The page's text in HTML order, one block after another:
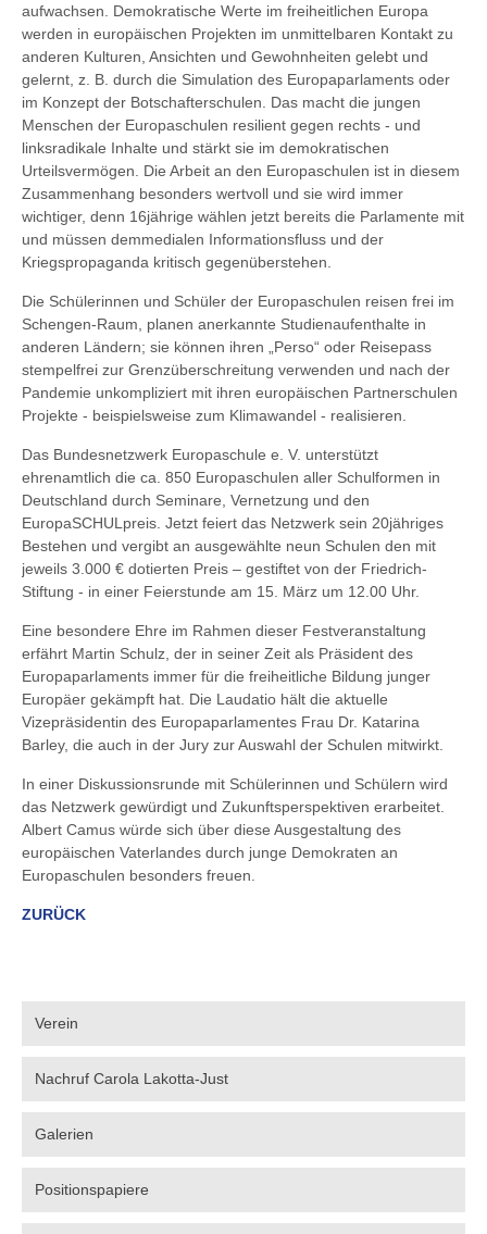
aufwachsen. Demokratische Werte im freiheitlichen Europa
werden in europäischen Projekten im unmittelbaren Kontakt zu
anderen Kulturen, Ansichten und Gewohnheiten gelebt und
gelernt, z. B. durch die Simulation des Europaparlaments oder
im Konzept der Botschafterschulen. Das macht die jungen
Menschen der Europaschulen resilient gegen rechts - und
linksradikale Inhalte und stärkt sie im demokratischen
Urteilsvermögen. Die Arbeit an den Europaschulen ist in diesem
Zusammenhang besonders wertvoll und sie wird immer
wichtiger, denn 16jährige wählen jetzt bereits die Parlamente mit
und müssen demmedialen Informationsfluss und der
Kriegspropaganda kritisch gegenüberstehen.
Die Schülerinnen und Schüler der Europaschulen reisen frei im
Schengen-Raum, planen anerkannte Studienaufenthalte in
anderen Ländern; sie können ihren „Perso“ oder Reisepass
stempelfrei zur Grenzüberschreitung verwenden und nach der
Pandemie unkompliziert mit ihren europäischen Partnerschulen
Projekte - beispielsweise zum Klimawandel - realisieren.
Das Bundesnetzwerk Europaschule e. V. unterstützt
ehrenamtlich die ca. 850 Europaschulen aller Schulformen in
Deutschland durch Seminare, Vernetzung und den
EuropaSCHULpreis. Jetzt feiert das Netzwerk sein 20jähriges
Bestehen und vergibt an ausgewählte neun Schulen den mit
jeweils 3.000 € dotierten Preis – gestiftet von der Friedrich-
Stiftung - in einer Feierstunde am 15. März um 12.00 Uhr.
Eine besondere Ehre im Rahmen dieser Festveranstaltung
erfährt Martin Schulz, der in seiner Zeit als Präsident des
Europaparlaments immer für die freiheitliche Bildung junger
Europäer gekämpft hat. Die Laudatio hält die aktuelle
Vizepräsidentin des Europaparlamentes Frau Dr. Katarina
Barley, die auch in der Jury zur Auswahl der Schulen mitwirkt.
In einer Diskussionsrunde mit Schülerinnen und Schülern wird
das Netzwerk gewürdigt und Zukunftsperspektiven erarbeitet.
Albert Camus würde sich über diese Ausgestaltung des
europäischen Vaterlandes durch junge Demokraten an
Europaschulen besonders freuen.
ZURÜCK
Verein
Nachruf Carola Lakotta-Just
Galerien
Positionspapiere